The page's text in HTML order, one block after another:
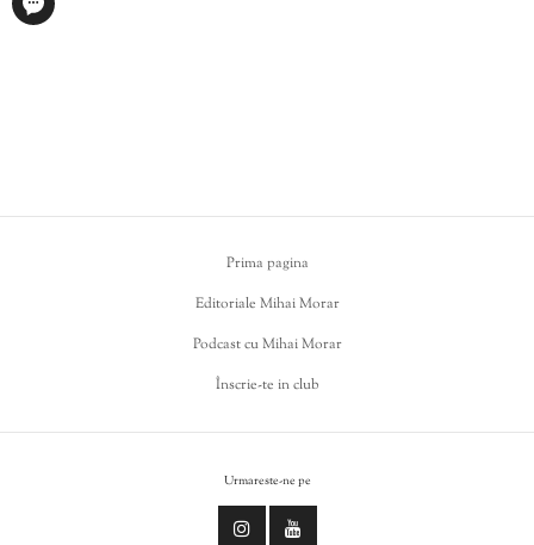
Prima pagina
Editoriale Mihai Morar
Podcast cu Mihai Morar
Înscrie-te in club
Urmareste-ne pe